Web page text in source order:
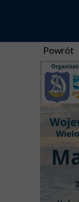
Powrót